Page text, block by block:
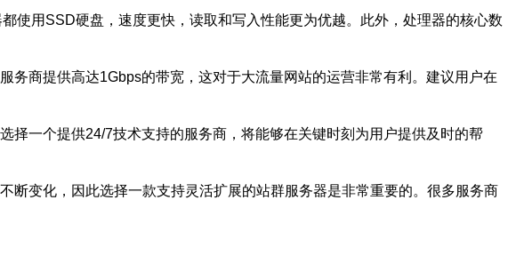
使用SSD硬盘，速度更快，读取和写入性能更为优越。此外，处理器的核心数
商提供高达1Gbps的带宽，这对于大流量网站的运营非常有利。建议用户在
择一个提供24/7技术支持的服务商，将能够在关键时刻为用户提供及时的帮
断变化，因此选择一款支持灵活扩展的站群服务器是非常重要的。很多服务商